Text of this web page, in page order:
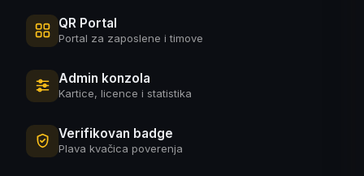
QR Portal
Portal za zaposlene i timove
Admin konzola
Kartice, licence i statistika
Verifikovan badge
Plava kvačica poverenja